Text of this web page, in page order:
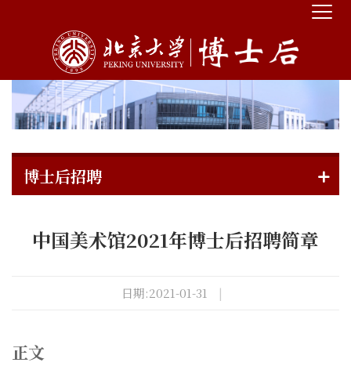
博士后招聘
中国美术馆2021年博士后招聘简章
日期:2021-01-31 |
正文